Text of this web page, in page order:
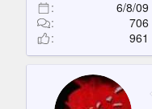
6/8/09
706
961